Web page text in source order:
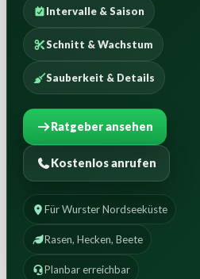
Intervalle & Saison
Schnitt & Wachstum
Sauberkeit & Details
Ratgeber ansehen
Kostenlos anrufen
Für Wurster Nordseeküste
Rasen, Hecken, Beete
Planbar erreichbar